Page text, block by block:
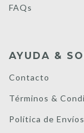
FAQs
AYUDA &
Contacto
Términos &
Política de Envíos